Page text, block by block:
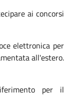
ai concorsi
elettronica per
all'estero.
per il